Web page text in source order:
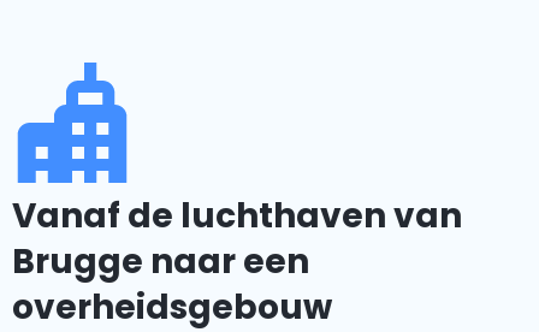
Vanaf de luchthaven van
Brugge naar een
overheidsgebouw